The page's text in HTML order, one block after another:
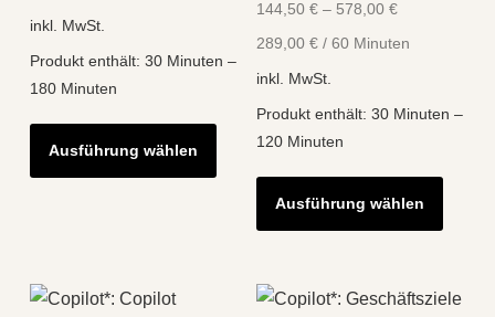
inkl. MwSt.
Produkt enthält: 30 Minuten –
180 Minuten
Ausführung wählen
Dieses
Produkt
weist
mehrere
144,50 €– 578,00 €
289,00 €/ 60 Minuten
inkl. MwSt.
Produkt enthält: 30 Minuten –
120 Minuten
Ausführung wählen
weist